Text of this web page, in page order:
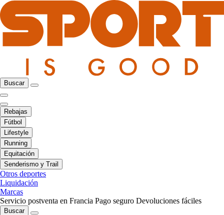
Buscar
Rebajas
Fútbol
Lifestyle
Running
Equitación
Senderismo y Trail
Otros deportes
Liquidación
Marcas
Servicio postventa en Francia Pago seguro Devoluciones fáciles
Buscar